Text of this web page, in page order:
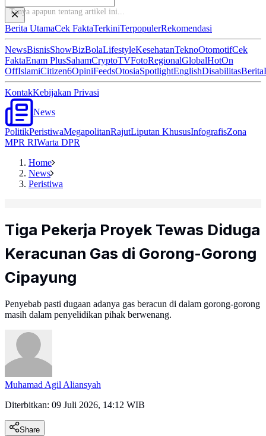
Tanya apapun tentang artik
Berita UtamaCek FaktaTerkiniTerpopulerRekomendasi
NewsBisnisShowBizBolaLifestyleKesehatanTeknoOtomotifCek
FaktaEnam PlusSahamCryptoTVFotoRegionalGlobalHotOn
OffIslamiCitizen6OpiniFeedsOtosiaSpotlightEnglishDisabilitasBerita
KontakKebijakan Privasi
News
PolitikPeristiwaMegapolitanRajutLiputan KhususInfografisZona
MPR RIWarta DPR
Home
News
Peristiwa
Tiga Pekerja Proyek Tewas Diduga
Keracunan Gas di Gorong-Gorong
Cipayung
Penyebab pasti dugaan adanya gas beracun di dalam gorong-gorong
masih dalam penyelidikan pihak berwenang.
Muhamad Agil Aliansyah
Diterbitkan: 09 Juli 2026, 14:12 WIB
Share